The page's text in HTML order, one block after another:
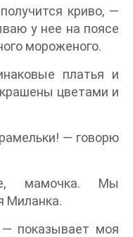
криво, —
у нее на поясе
мороженого.
платья и
цветами и
— говорю
мамочка. Мы
Миланка.
показывает моя